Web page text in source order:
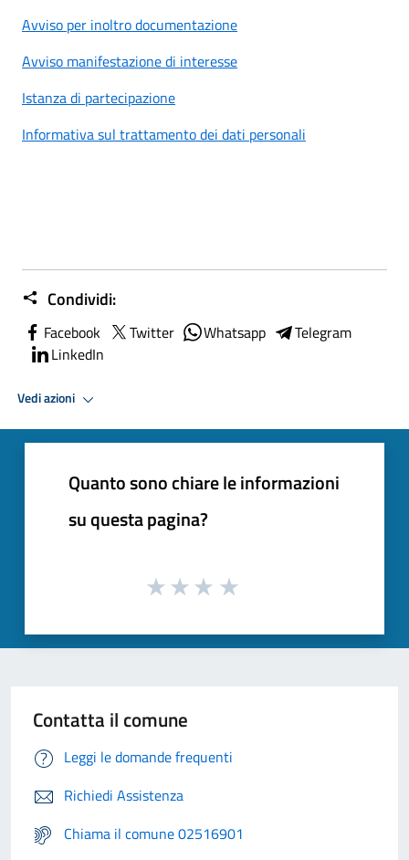
Avviso per inoltro documentazione
Avviso manifestazione di interesse
Istanza di partecipazione
Informativa sul trattamento dei dati personali
Condividi:
Facebook Twitter Whatsapp
Telegram
LinkedIn
Vedi azioni
Quanto sono chiare le informazioni
su questa pagina?
Contatta il comune
Leggi le domande frequenti
Richiedi Assistenza
Chiama il comune 02516901